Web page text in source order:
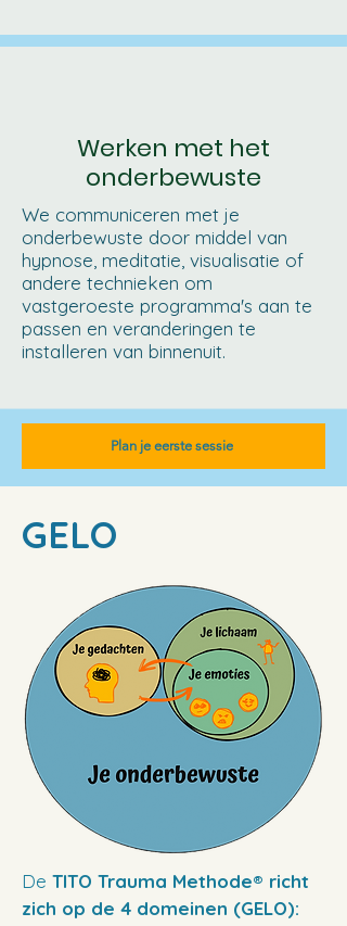
Werken met het
onderbewuste
We communiceren met je
onderbewuste door middel van
hypnose, meditatie, visualisatie of
andere technieken om
vastgeroeste programma's aan te
passen en veranderingen te
installeren van binnenuit.
Plan je eerste sessie
GELO
De TITO Trauma Methode® richt
zich op de 4 domeinen (GELO):